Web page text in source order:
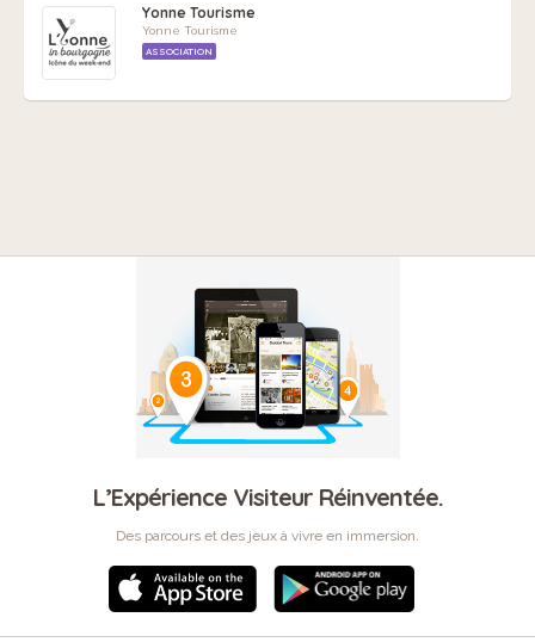
Yonne Tourisme
Yonne Tourisme
ASSOCIATION
L’Expérience Visiteur Réinventée.
Des parcours et des jeux à vivre en immersion.